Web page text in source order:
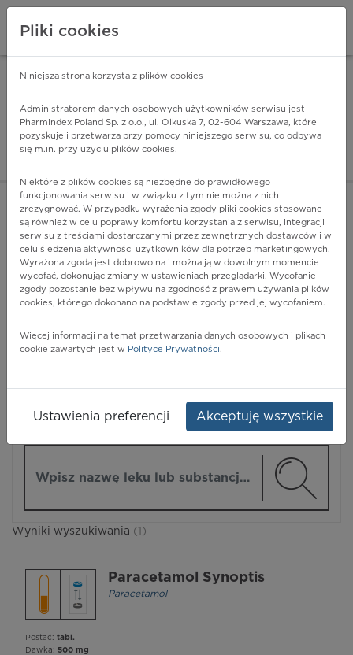
Pharmindex - lider
ZALOGUJ SIĘ
POKAŻ FILTRY
Pharmindex
Wyniki wyszukiwania (1)
Paracetamol Synoptis
Paracetamol
Postać: tabl.
Dawka: 500 mg
Pliki cookies
Niniejsza strona korzysta z plików cookies
Administratorem danych osobowych użytkowników serwisu jest
Pharmindex Poland Sp. z o.o., ul. Olkuska 7, 02-604 Warszawa, które
pozyskuje i przetwarza przy pomocy niniejszego serwisu, co odbywa
się m.in. przy użyciu plików cookies.
Niektóre z plików cookies są niezbędne do prawidłowego
funkcjonowania serwisu i w związku z tym nie można z nich
zrezygnować. W przypadku wyrażenia zgody pliki cookies stosowane
są również w celu poprawy komfortu korzystania z serwisu, integracji
serwisu z treściami dostarczanymi przez zewnętrznych dostawców i w
celu śledzenia aktywności użytkowników dla potrzeb marketingowych.
Wyrażona zgoda jest dobrowolna i można ją w dowolnym momencie
wycofać, dokonując zmiany w ustawieniach przeglądarki. Wycofanie
zgody pozostanie bez wpływu na zgodność z prawem używania plików
cookies, którego dokonano na podstawie zgody przed jej wycofaniem.
Więcej informacji na temat przetwarzania danych osobowych i plikach
cookie zawartych jest w Polityce Prywatności.
Ustawienia preferencji Akceptuję wszystkie
ZA DARMO - w Google Play INSTALUJ